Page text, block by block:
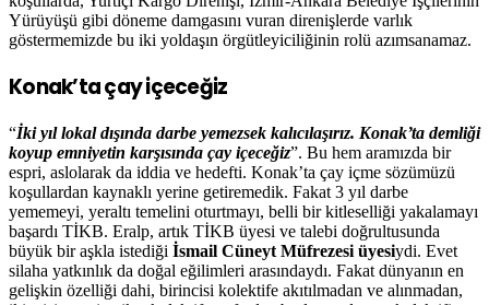
Yürüyüşü gibi döneme damgasını vuran direnişlerde varlık
göstermemizde bu iki yoldaşın örgütleyiciliğinin rolü azımsanamaz.
Konak’ta çay içeceğiz
“İki yıl lokal dışında darbe yemezsek kalıcılaşırız. Konak’ta demliği
koyup emniyetin karşısında çay içeceğiz”. Bu hem aramızda bir
espri, aslolarak da iddia ve hedefti. Konak’ta çay içme sözümüzü
koşullardan kaynaklı yerine getiremedik. Fakat 3 yıl darbe
yememeyi, yeraltı temelini oturtmayı, belli bir kitleselliği yakalamayı
başardı TİKB. Eralp, artık TİKB üyesi ve talebi doğrultusunda
büyük bir aşkla istediği İsmail Cüneyt Müfrezesi üyesiydi. Evet
silaha yatkınlık da doğal eğilimleri arasındaydı. Fakat dünyanın en
gelişkin özelliği dahi, birincisi kolektife akıtılmadan ve alınmadan,